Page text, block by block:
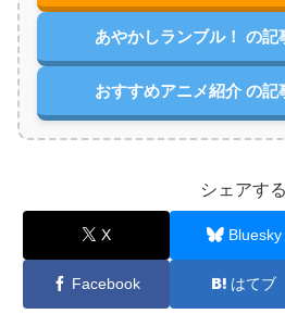
あやかしランブル！ の記
おすすめアニメ紹介 の記
シェアする
X Bluesky
Facebook はてブ